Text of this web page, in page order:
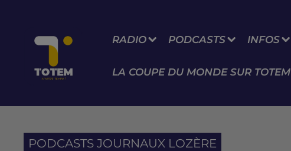
RADIO PODCASTS INFOS
LA COUPE DU MONDE SUR TOTEM
PODCASTS JOURNAUX LOZÈRE